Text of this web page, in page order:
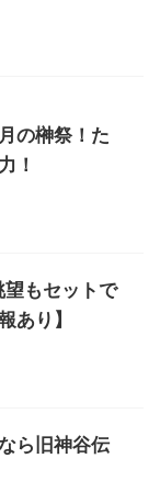
の榊祭！た
！
もセットで
あり】
ら旧神谷伝